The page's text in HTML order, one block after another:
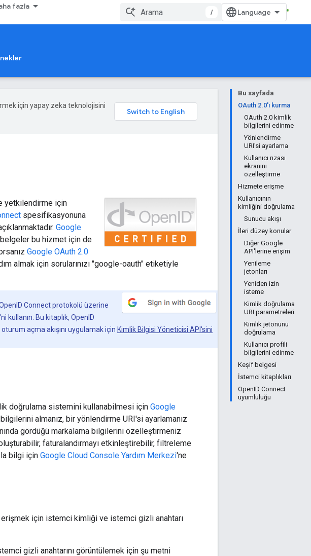
fazla
/
Bu sayfada
OAuth 2.0'ı kurma
OAuth 2.0 kimlik
bilgilerini edinme
Yönlendirme
URI'si ayarlama
Kullanıcı rızası
ekranını
özelleştirme
Hizmete erişme
Kullanıcının
kimliğini doğrulama
Sunucu akışı
İleri düzey konular
Diğer Google
API'lerine erişim
Yenileme
jetonları
Yeniden izin
isteme
Kimlik doğrulama
URI parametreleri
Kimlik jetonunu
doğrulama
Kullanıcı profili
bilgilerini edinme
Keşif belgesi
İstemci kitaplıkları
OpenID Connect
uyumluluğu
için yapay zeka teknolojisini
yetkilendirme için
spesifikasyonuna
Google
bu hizmet için de
Google OAuth 2.0
almak için sorularınızı "google-oauth" etiketiyle
Connect protokolü üzerine
'ni kullanın. Bu kitaplık, OpenID
açma akışını uygulamak için Kimlik Bilgisi Yöneticisi API'sini
doğrulama sistemini kullanabilmesi için Google
almanız, bir yönlendirme URI'si ayarlamanız
gördüğü markalama bilgilerini özelleştirmeniz
faturalandırmayı etkinleştirebilir, filtreleme
bilgi için Google Cloud Console Yardım Merkezi'ne
erişmek için istemci kimliği ve istemci gizli anahtarı
gizli anahtarını görüntülemek için şu metni